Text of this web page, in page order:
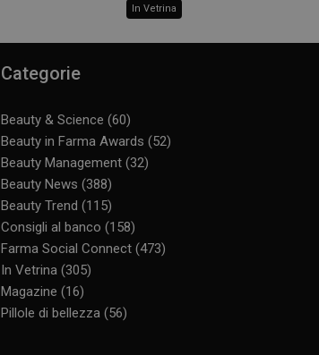
In Vetrina
Categorie
Beauty & Science (60)
Beauty in Farma Awards (52)
Beauty Management(32)
Beauty News (388)
Beauty Trend (115)
Consigli al banco (158)
Farma Social Connect(473)
In Vetrina(305)
Magazine (16)
Pillole di bellezza(56)